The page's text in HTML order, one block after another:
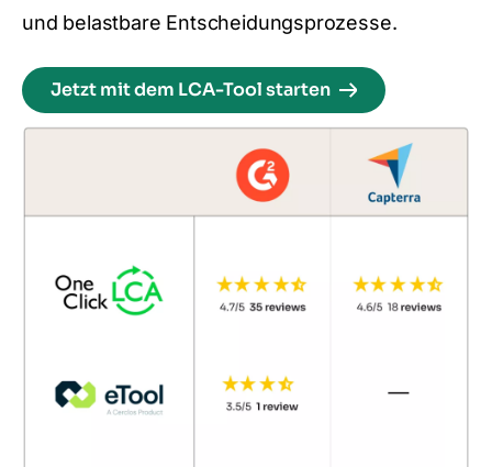
und belastbare Entscheidungsprozesse.
Jetzt mit dem LCA-Tool starten